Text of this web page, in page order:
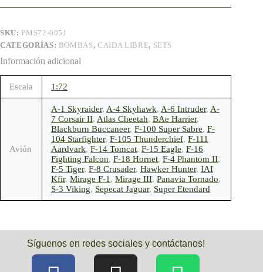
SKU: PMS72-0051
CATEGORÍAS: BOMBAS,CAIDA LIBRE, SETS
Información adicional
Escala 1:72
Avión
A-1 Skyraider, A-4 Skyhawk, A-6 Intruder, A-
7 Corsair II, Atlas Cheetah, BAe Harrier,
Blackburn Buccaneer, F-100 Super Sabre, F-
104 Starfighter, F-105 Thunderchief, F-111
Aardvark, F-14 Tomcat, F-15 Eagle, F-16
Fighting Falcon, F-18 Hornet, F-4 Phantom II,
F-5 Tiger, F-8 Crusader, Hawker Hunter, IAI
Kfir, Mirage F-1 , Mirage III, Panavia Tornado,
S-3 Viking, Sepecat Jaguar, Super Etendard
Síguenos en redes sociales y contáctanos!